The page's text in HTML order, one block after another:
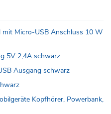
mit Micro-USB Anschluss 10 W
5V 2,4A schwarz
Ausgang schwarz
Kopfhörer, Powerbank,